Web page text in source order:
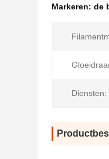
Markeren: de
Diensten: